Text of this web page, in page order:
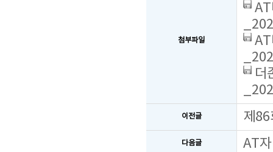
첨부파일
더
이전글 제86
다음글 AT